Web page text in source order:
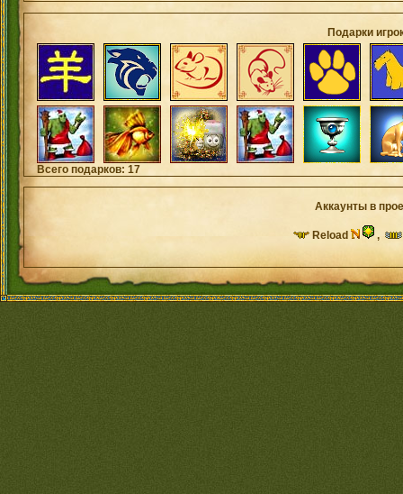
Подарки
Всего подарков: 17
Аккаунты в
Reload ,